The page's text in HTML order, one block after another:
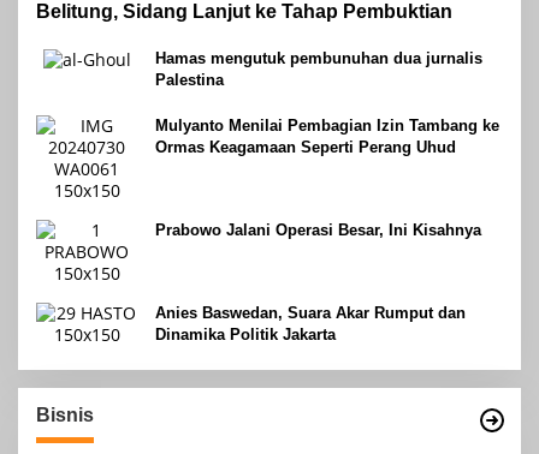
Belitung, Sidang Lanjut ke Tahap Pembuktian
Hamas mengutuk pembunuhan dua jurnalis
Palestina
Mulyanto Menilai Pembagian Izin Tambang ke
Ormas Keagamaan Seperti Perang Uhud
Prabowo Jalani Operasi Besar, Ini Kisahnya
Anies Baswedan, Suara Akar Rumput dan
Dinamika Politik Jakarta
Bisnis